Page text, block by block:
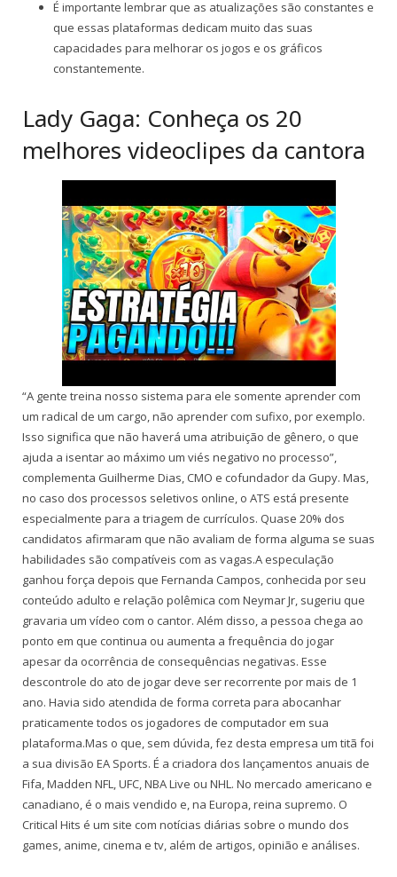
É importante lembrar que as atualizações são constantes e
que essas plataformas dedicam muito das suas
capacidades para melhorar os jogos e os gráficos
constantemente.
Lady Gaga: Conheça os 20
melhores videoclipes da cantora
“A gente treina nosso sistema para ele somente aprender com
um radical de um cargo, não aprender com sufixo, por exemplo.
Isso significa que não haverá uma atribuição de gênero, o que
ajuda a isentar ao máximo um viés negativo no processo”,
complementa Guilherme Dias, CMO e cofundador da Gupy. Mas,
no caso dos processos seletivos online, o ATS está presente
especialmente para a triagem de currículos. Quase 20% dos
candidatos afirmaram que não avaliam de forma alguma se suas
habilidades são compatíveis com as vagas.A especulação
ganhou força depois que Fernanda Campos, conhecida por seu
conteúdo adulto e relação polêmica com Neymar Jr, sugeriu que
gravaria um vídeo com o cantor. Além disso, a pessoa chega ao
ponto em que continua ou aumenta a frequência do jogar
apesar da ocorrência de consequências negativas. Esse
descontrole do ato de jogar deve ser recorrente por mais de 1
ano. Havia sido atendida de forma correta para abocanhar
praticamente todos os jogadores de computador em sua
plataforma.Mas o que, sem dúvida, fez desta empresa um titã foi
a sua divisão EA Sports. É a criadora dos lançamentos anuais de
Fifa, Madden NFL, UFC, NBA Live ou NHL. No mercado americano e
canadiano, é o mais vendido e, na Europa, reina supremo. O
Critical Hits é um site com notícias diárias sobre o mundo dos
games, anime, cinema e tv, além de artigos, opinião e análises.